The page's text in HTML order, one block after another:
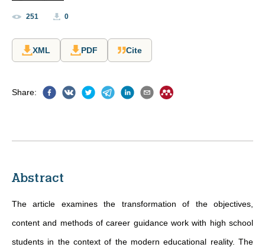
251 0
XML PDF Cite
Share:
Abstract
The article examines the transformation of the objectives,
content and methods of career guidance work with high school
students in the context of the modern educational reality. The